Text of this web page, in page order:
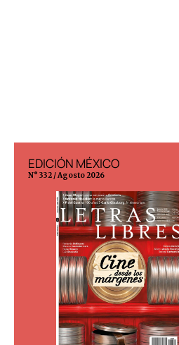
EDICIÓN MÉXICO
N° 332 / Agosto 2026